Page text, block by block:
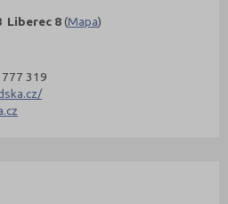
Liberec 8(Mapa)
319